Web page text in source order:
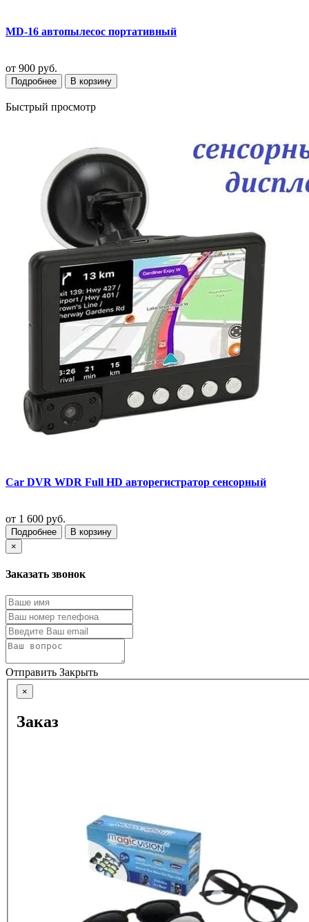
MD-16 автопылесос портативный
от 900 руб.
Подробнее В корзину
Быстрый просмотр
Car DVR WDR Full HD авторегистратор сенсорный
от 1 600 руб.
Подробнее
В корзину
×
Заказать звонок
Отправить Закрыть
×
Заказ